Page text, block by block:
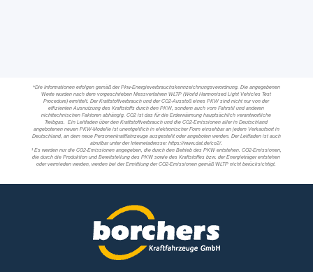
*Die Informationen erfolgen gemäß der Pkw-Energieverbrauchskennzeichnungsverordnung. Die angegebenen
Werte wurden nach dem vorgeschrieben Messverfahren WLTP (World Harmonised Light Vehicles Test
Procedure) ermittelt. Der Kraftstoffverbrauch und der CO2-Ausstoß eines PKW sind nicht nur von der
effizienten Ausnutzung des Kraftstoffs durch den PKW, sondern auch vom Fahrstil und anderen
nichttechnischen Faktoren abhängig. CO2 ist das für die Erderwärmung hauptsächlich verantwortliche
Treibgas. Ein Leitfaden über den Kraftstoffverbrauch und die CO2-Emissionen aller in Deutschland
angebotenen neuen PKW-Modelle ist unentgeltlich in elektronischer Form einsehbar an jedem Verkaufsort in
Deutschland, an dem neue Personenkraftfahrzeuge ausgestellt oder angeboten werden. Der Leitfaden ist auch
abrufbar unter der Internetadresse: https://www.dat.de/co2/.
¹ Es werden nur die CO2-Emissionen angegeben, die durch den Betrieb des PKW entstehen. CO2-Emissionen,
die durch die Produktion und Bereitstellung des PKW sowie des Kraftstoffes bzw. der Energieträger entstehen
oder vermieden werden, werden bei der Ermittlung der CO2-Emissionen gemäß WLTP nicht berücksichtigt.